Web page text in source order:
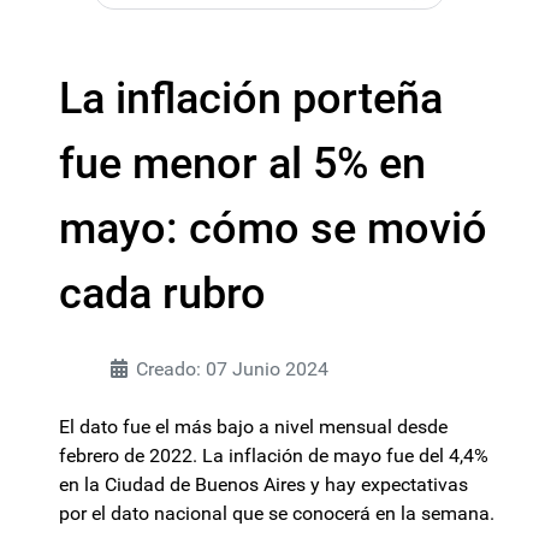
La inflación porteña
fue menor al 5% en
mayo: cómo se movió
cada rubro
Creado: 07 Junio 2024
El dato fue el más bajo a nivel mensual desde
febrero de 2022. La inflación de mayo fue del 4,4%
en la Ciudad de Buenos Aires y hay expectativas
por el dato nacional que se conocerá en la semana.